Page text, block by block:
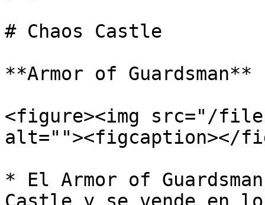
# Chaos Castle
**Armor of Guardsman**
<figure><img src="/files/
alt=""><figcaption></
* El Armor of